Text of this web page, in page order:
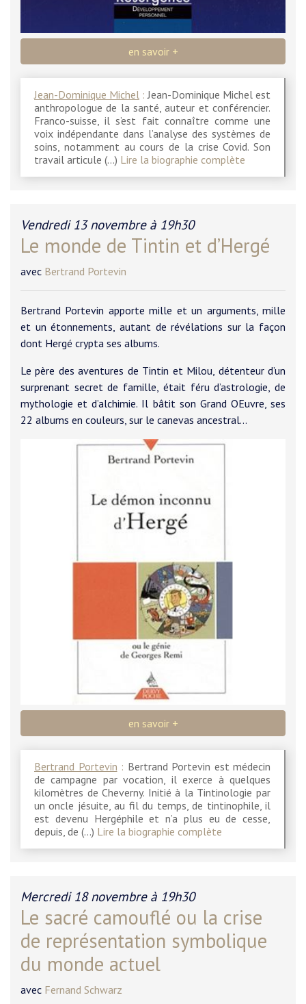
en savoir +
Jean-Dominique Michel : Jean-Dominique Michel est
anthropologue de la santé, auteur et conférencier.
Franco-suisse, il s’est fait connaître comme une
voix indépendante dans l’analyse des systèmes de
soins, notamment au cours de la crise Covid. Son
travail articule (…) Lire la biographie complète
Vendredi 13 novembre à 19h30
Le monde de Tintin et d’Hergé
avec Bertrand Portevin
Bertrand Portevin apporte mille et un arguments, mille
et un étonnements, autant de révélations sur la façon
dont Hergé crypta ses albums.
Le père des aventures de Tintin et Milou, détenteur d’un
surprenant secret de famille, était féru d’astrologie, de
mythologie et d’alchimie. Il bâtit son Grand OEuvre, ses
22 albums en couleurs, sur le canevas ancestral...
en savoir +
Bertrand Portevin : Bertrand Portevin est médecin
de campagne par vocation, il exerce à quelques
kilomètres de Cheverny. Initié à la Tintinologie par
un oncle jésuite, au fil du temps, de tintinophile, il
est devenu Hergéphile et n’a plus eu de cesse,
depuis, de (…) Lire la biographie complète
Mercredi 18 novembre à 19h30
Le sacré camouflé ou la crise
de représentation symbolique
du monde actuel
avec Fernand Schwarz